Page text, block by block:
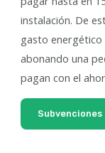
instalación. De
gasto energético
abonando una
pagan con el
Subvenciones